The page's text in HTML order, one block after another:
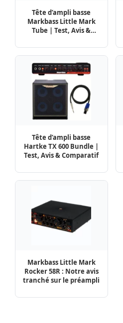
Tête d’ampli basse
Markbass Little Mark
Tube | Test, Avis &
Tête d’ampli basse
Hartke TX 600 Bundle |
Test, Avis & Comparatif
Markbass Little Mark
Rocker 58R : Notre avis
tranché sur le préampli